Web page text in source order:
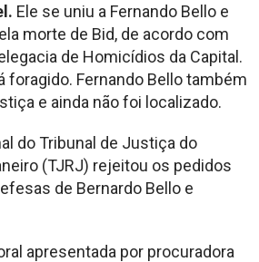
Ele se uniu a Fernando Bello e
morte de Bid, de acordo com
de Homicídios da Capital.
foragido. Fernando Bello também
e ainda não foi localizado.
do Tribunal de Justiça do
(TJRJ) rejeitou os pedidos
de Bernardo Bello e
apresentada por procuradora